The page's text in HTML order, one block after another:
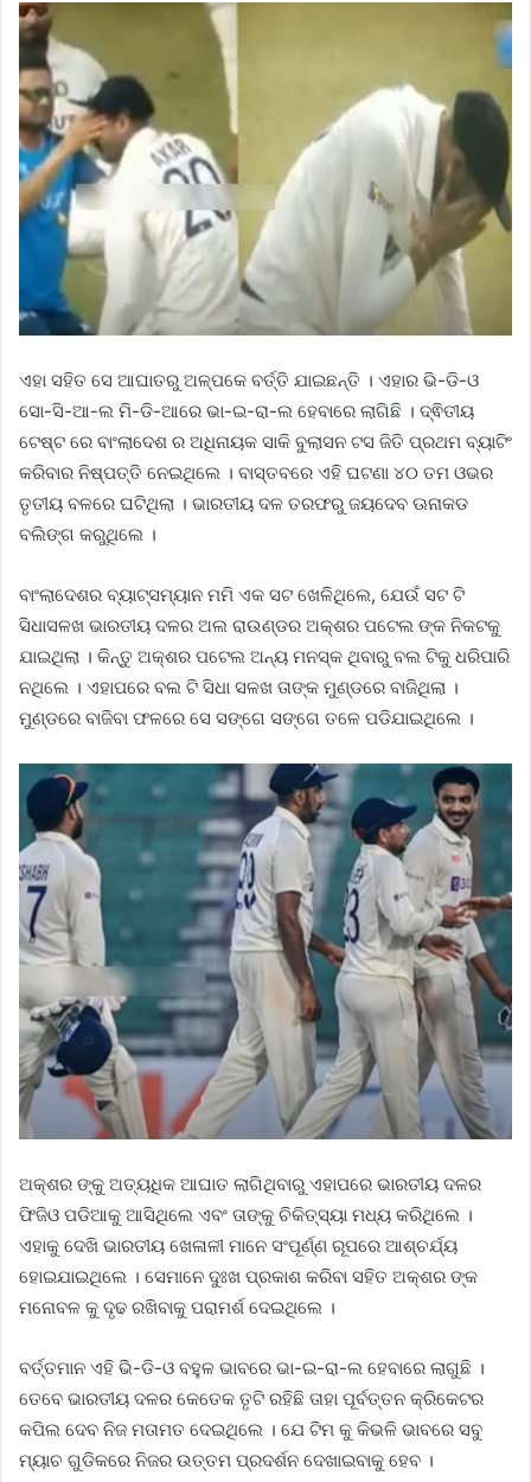
ଏହା ସହିତ ସେ ଆଘାତରୁ ଅଳ୍ପକେ ବର୍ତ୍ତି ଯାଇଛନ୍ତି । ଏହାର ଭି-ଡି-ଓ
ସୋ-ସି-ଆ-ଲ ମି-ଡି-ଆରେ ଭା-ଇ-ରା-ଲ ହେବାରେ ଲାଗିଛି । ଦ୍ଵିତୀୟ
ଟେଷ୍ଟ ରେ ବାଂଲାଦେଶ ର ଅଧିନାୟକ ସାକି ବୁଲାସନ ଟସ ଜିତି ପ୍ରଥମ ବ୍ୟାଟିଂ
କରିବାର ନିଷ୍ପତ୍ତି ନେଇଥିଲେ । ବାସ୍ତବରେ ଏହି ଘଟଣା ୪୦ ତମ ଓଭର
ତୃତୀୟ ବଳରେ ଘଟିଥିଲା । ଭାରତୀୟ ଦଳ ତରଫରୁ ଜୟଦେବ ଊନାକଡ
ବଲିଙ୍ଗ କରୁଥିଲେ ।
ବାଂଲାଦେଶର ବ୍ୟାଟ୍ସମ୍ୟାନ ମମି ଏକ ସଟ ଖେଳିଥିଲେ, ଯେଉଁ ସଟ ଟି
ସିଧାସଳଖ ଭାରତୀୟ ଦଳର ଅଲ ରାଉଣ୍ଡର ଅକ୍ଶର ପଟେଲ ଙ୍କ ନିକଟକୁ
ଯାଇଥିଲା । କିନ୍ତୁ ଅକ୍ଶର ପଟେଲ ଅନ୍ୟ ମନସ୍କ ଥିବାରୁ ବଲ ଟିକୁ ଧରିପାରି
ନଥିଲେ । ଏହାପରେ ବଲ ଟି ସିଧା ସଳଖ ତାଙ୍କ ମୁଣ୍ଡରେ ବାଜିଥିଲା ।
ମୁଣ୍ଡରେ ବାଜିବା ଫଳରେ ସେ ସଙ୍ଗେ ସଙ୍ଗେ ତଳେ ପଡିଯାଇଥିଲେ ।
ଅକ୍ଶର ଙ୍କୁ ଅତ୍ୟଧିକ ଆଘାତ ଲାଗିଥିବାରୁ ଏହାପରେ ଭାରତୀୟ ଦଳର
ଫିଜିଓ ପଡିଆକୁ ଆସିଥିଲେ ଏବଂ ତାଙ୍କୁ ଚିକିତ୍ସ୍ୟା ମଧ୍ୟ କରିଥିଲେ ।
ଏହାକୁ ଦେଖି ଭାରତୀୟ ଖେଳାଳୀ ମାନେ ସଂପୂର୍ଣ୍ଣ ରୂପରେ ଆଶ୍ଚର୍ଯ୍ୟ
ହୋଇଯାଇଥିଲେ । ସେମାନେ ଦୁଃଖ ପ୍ରକାଶ କରିବା ସହିତ ଅକ୍ଶର ଙ୍କ
ମନୋବଳ କୁ ଦୃଢ ରଖିବାକୁ ପରାମର୍ଶ ଦେଇଥିଲେ ।
ବର୍ତ୍ତମାନ ଏହି ଭି-ଡି-ଓ ବହୁଳ ଭାବରେ ଭା-ଇ-ରା-ଲ ହେବାରେ ଲାଗୁଛି ।
ତେବେ ଭାରତୀୟ ଦଳର କେତେକ ତୃଟି ରହିଛି ତାହା ପୂର୍ବତ୍ତନ କ୍ରିକେଟର
କପିଲ ଦେବ ନିଜ ମତାମତ ଦେଇଥିଲେ । ଯେ ଟିମ କୁ କିଭଳି ଭାବରେ ସବୁ
ମ୍ୟାଚ ଗୁଡିକରେ ନିଜର ଉତ୍ତମ ପ୍ରଦର୍ଶନ ଦେଖାଇବାକୁ ହେବ ।